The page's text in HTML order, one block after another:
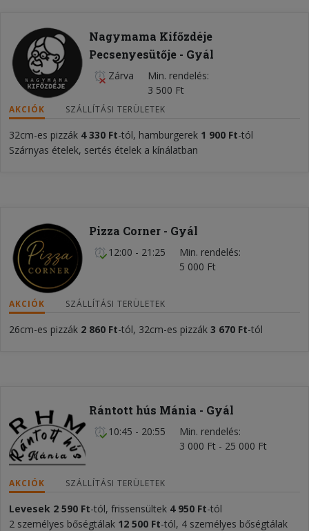
Nagymama Kifőzdéje
Pecsenyesütője - Gyál
Zárva
Min. rendelés
3 500 Ft
AKCIÓK SZÁLLÍTÁSI TERÜLETEK
32cm-es pizzák 4 330 Ft-tól, hamburgerek 1 900 Ft-tól
Szárnyas ételek, sertés ételek a kínálatban
Pizza Corner - Gyál
12:00 - 21:25
Min. rendelés
5 000 Ft
AKCIÓK SZÁLLÍTÁSI TERÜLETEK
26cm-es pizzák 2 860 Ft-tól, 32cm-es pizzák 3 670 Ft-tól
Rántott hús Mánia - Gyál
10:45 - 20:55
Min. rendelés
3 000 Ft - 25 000 Ft
AKCIÓK SZÁLLÍTÁSI TERÜLETEK
Levesek 2 590 Ft-tól, frissensültek 4 950 Ft-tól
2 személyes bőségtálak 12 500 Ft-tól, 4 személyes bőségtálak